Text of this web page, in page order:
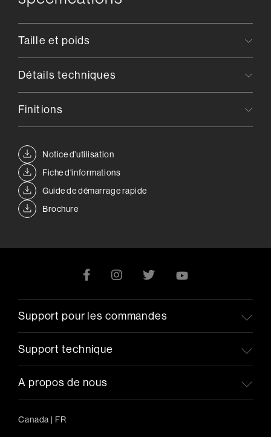
Notice d’utilisation
Fiche d'informations
Guide de démarrage rapide
Brochure
Taille et poids
Détails techniques
Finitions
Support pour les commandes
Support technique
A propos de nous
Canada | FR